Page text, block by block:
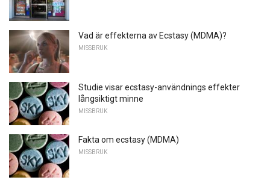
Vad är effekterna av Ecstasy (MDMA)?
MISSBRUK
Studie visar ecstasy-användnings effekter
långsiktigt minne
MISSBRUK
Fakta om ecstasy (MDMA)
MISSBRUK